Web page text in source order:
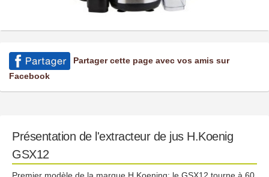
Partager cette page avec vos amis sur
Facebook
Présentation de l'extracteur de jus H.Koenig
GSX12